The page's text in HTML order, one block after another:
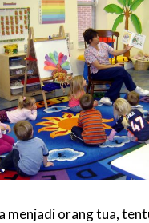
menjadi orang tua,